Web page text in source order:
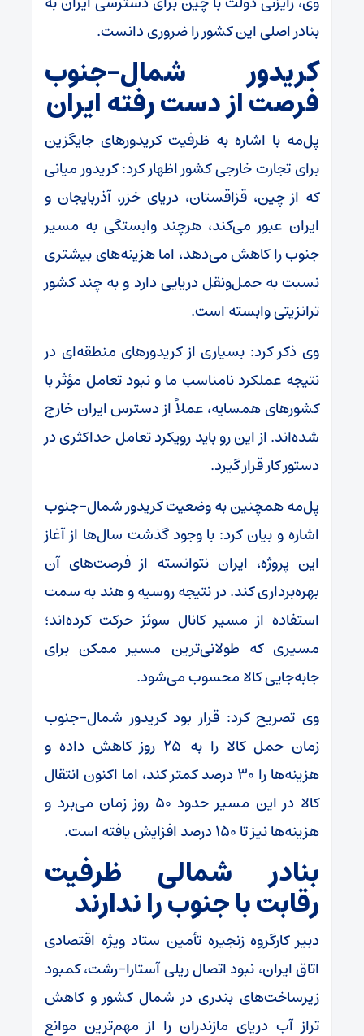
بنادر اصلی این کشور را ضروری دانست.
کریدور شمال-جنوب
فرصت از دست رفته ایران
پل‌مه با اشاره به ظرفیت کریدور‌های جایگزین
برای تجارت خارجی کشور اظهار کرد: کریدور میانی
که از چین، قزاقستان، دریای خزر، آذربایجان و
ایران عبور می‌کند، هرچند وابستگی به مسیر
جنوب را کاهش می‌دهد، اما هزینه‌های بیشتری
نسبت به حمل‌ونقل دریایی دارد و به چند کشور
ترانزیتی وابسته است.
وی ذکر کرد: بسیاری از کریدور‌های منطقه‌ای در
نتیجه عملکرد نامناسب ما و نبود تعامل مؤثر با
کشور‌های همسایه، عملاً از دسترس ایران خارج
شده‌اند. از این رو باید رویکرد تعامل حداکثری در
دستور کار قرار گیرد.
پل‌مه همچنین به وضعیت کریدور شمال-جنوب
اشاره و بیان کرد: با وجود گذشت سال‌ها از آغاز
این پروژه، ایران نتوانسته از فرصت‌های آن
بهره‌برداری کند. در نتیجه روسیه و هند به سمت
استفاده از مسیر کانال سوئز حرکت کرده‌اند؛
مسیری که طولانی‌ترین مسیر ممکن برای
جابه‌جایی کالا محسوب می‌شود.
وی تصریح کرد: قرار بود کریدور شمال-جنوب
زمان حمل کالا را به ۲۵ روز کاهش داده و
هزینه‌ها را ۳۰ درصد کمتر کند، اما اکنون انتقال
کالا در این مسیر حدود ۵۰ روز زمان می‌برد و
هزینه‌ها نیز تا ۱۵۰ درصد افزایش یافته است.
بنادر شمالی ظرفیت
رقابت با جنوب را ندارند
دبیر کارگروه زنجیره تأمین ستاد ویژه اقتصادی
اتاق ایران، نبود اتصال ریلی آستارا-رشت، کمبود
زیرساخت‌های بندری در شمال کشور و کاهش
تراز آب دریای مازندران را از مهم‌ترین موانع